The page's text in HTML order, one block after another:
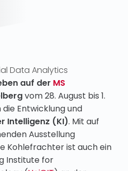
Data Analytics
auf der MS
vom 28. August bis 1.
Entwicklung und
Intelligenz (KI). Mit auf
Ausstellung
Kohlefrachter ist auch ein
Institute for